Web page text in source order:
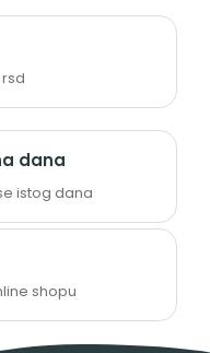
dana
istog dana
shopu